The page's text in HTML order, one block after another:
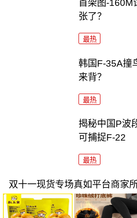
首架图-160M
张了？
最热
韩国F-35A撞
来背？
最热
揭秘中国P波
可捕捉F-22
最热
双十一现货专场真如平台商家